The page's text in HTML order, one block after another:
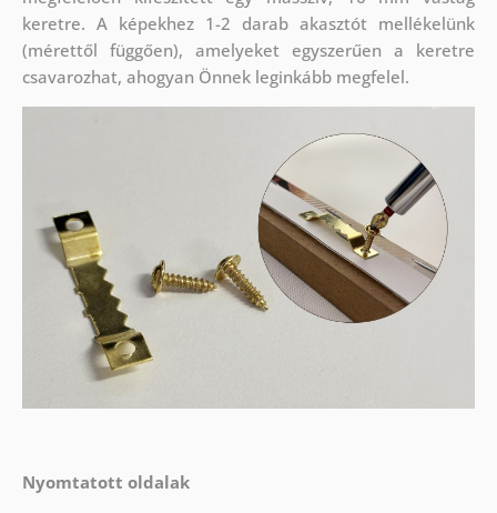
keretre. A képekhez 1-2 darab akasztót mellékelünk
(mérettől függően), amelyeket egyszerűen a keretre
csavarozhat, ahogyan Önnek leginkább megfelel.
Nyomtatott oldalak